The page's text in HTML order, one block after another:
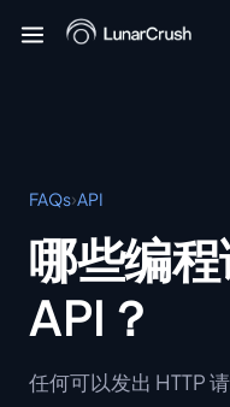
FAQs›API
哪些编
API？
任何可以发出 HTTP